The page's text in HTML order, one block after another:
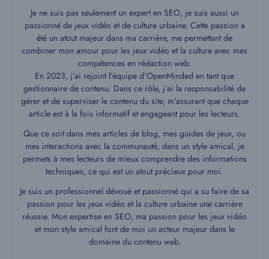
Je ne suis pas seulement un expert en SEO, je suis aussi un
passionné de jeux vidéo et de culture urbaine. Cette passion a
été un atout majeur dans ma carrière, me permettant de
combiner mon amour pour les jeux vidéo et la culture avec mes
compétences en rédaction web.
En 2023, j’ai rejoint l’équipe d’OpenMinded en tant que
gestionnaire de contenu. Dans ce rôle, j’ai la responsabilité de
gérer et de superviser le contenu du site, m’assurant que chaque
article est à la fois informatif et engageant pour les lecteurs.
Que ce soit dans mes articles de blog, mes guides de jeux, ou
mes interactions avec la communauté, dans un style amical, je
permets à mes lecteurs de mieux comprendre des informations
techniques, ce qui est un atout précieux pour moi.
Je suis un professionnel dévoué et passionné qui a su faire de sa
passion pour les jeux vidéo et la culture urbaine une carrière
réussie. Mon expertise en SEO, ma passion pour les jeux vidéo
et mon style amical font de moi un acteur majeur dans le
domaine du contenu web.